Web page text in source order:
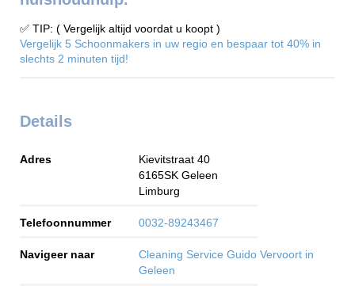
✅ TIP: ( Vergelijk altijd voordat u koopt )
Vergelijk 5 Schoonmakers in uw regio en bespaar tot 40% in
slechts 2 minuten tijd!
Details
Adres
Kievitstraat 40
6165SK Geleen
Limburg
Telefoonnummer 0032-89243467
Navigeer naar
Cleaning Service Guido Vervoort in
Geleen